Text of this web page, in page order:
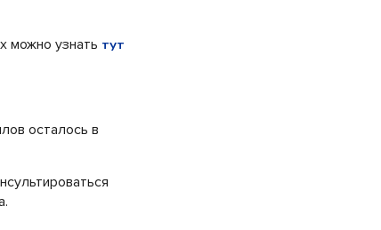
можно узнать тут
осталось в